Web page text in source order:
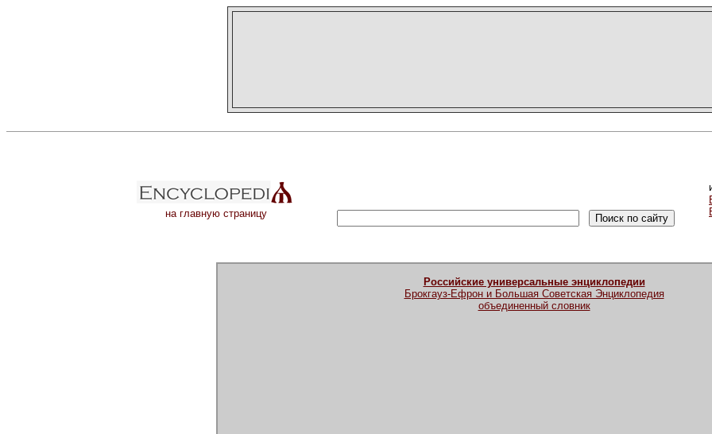
на главную страницу
Российские универсальные энциклопедии
Брокгауз-Ефрон и Большая Советская Энциклопедия
объединенный словник